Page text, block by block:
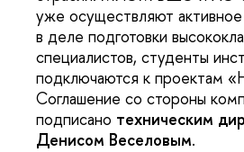
уже осуществляют
в деле подготовки
специалистов, студенты
подключаются к проектам
Соглашение со стороны
подписано техническим
Денисом Веселовым.